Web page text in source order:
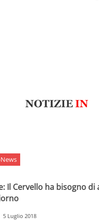
Il Cervello ha bisogno di
5 Luglio 2018